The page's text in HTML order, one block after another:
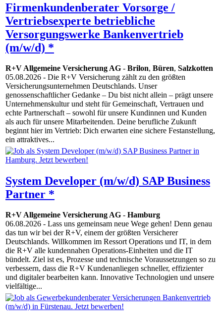
Firmenkundenberater Vorsorge /
Vertriebsexperte betriebliche
Versorgungswerke Bankenvertrieb
(m/w/d) *
R+V Allgemeine Versicherung AG - Brilon, Büren, Salzkotten
05.08.2026 - Die R+V Versicherung zählt zu den größten
Versicherungsunternehmen Deutschlands. Unser
genossenschaftlicher Gedanke – Du bist nicht allein – prägt unsere
Unternehmenskultur und steht für Gemeinschaft, Vertrauen und
echte Partnerschaft – sowohl für unsere Kundinnen und Kunden
als auch für unsere Mitarbeitenden. Deine berufliche Zukunft
beginnt hier im Vertrieb: Dich erwarten eine sichere Festanstellung,
ein attraktives...
System Developer (m/w/d) SAP Business
Partner *
R+V Allgemeine Versicherung AG - Hamburg
06.08.2026 - Lass uns gemeinsam neue Wege gehen! Denn genau
das tun wir bei der R+V, einem der größten Versicherer
Deutschlands. Willkommen im Ressort Operations und IT, in dem
die R+V alle kundennahen Operations-Einheiten und die IT
bündelt. Ziel ist es, Prozesse und technische Voraussetzungen so zu
verbessern, dass die R+V Kundenanliegen schneller, effizienter
und digitaler bearbeiten kann. Innovative Techno­logien und unsere
vielfältige...